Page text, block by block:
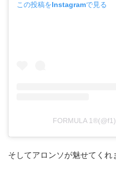
この投稿をInstagramで見る
FORMULA
そしてアロンソが魅せてくれ